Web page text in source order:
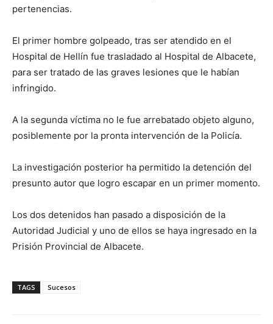
pertenencias.
El primer hombre golpeado, tras ser atendido en el
Hospital de Hellín fue trasladado al Hospital de Albacete,
para ser tratado de las graves lesiones que le habían
infringido.
A la segunda víctima no le fue arrebatado objeto alguno,
posiblemente por la pronta intervención de la Policía.
La investigación posterior ha permitido la detención del
presunto autor que logro escapar en un primer momento.
Los dos detenidos han pasado a disposición de la
Autoridad Judicial y uno de ellos se haya ingresado en la
Prisión Provincial de Albacete.
TAGS Sucesos